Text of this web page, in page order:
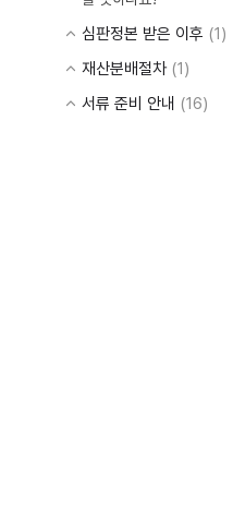
심판정본 받은 이후 (1)
재산분배절차 (1)
서류 준비 안내 (16)